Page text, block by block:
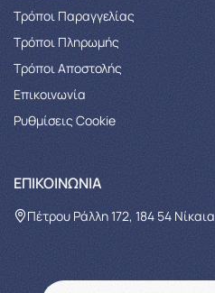
Τρόποι Παραγγελίας
Tρόποι Πληρωμής
Τρόποι Αποστολής
Επικοινωνία
Ρυθμίσεις Cookie
ΕΠΙΚΟΙΝΩΝΊΑ
Πέτρου Ράλλη 172, 184 54 Νίκαια